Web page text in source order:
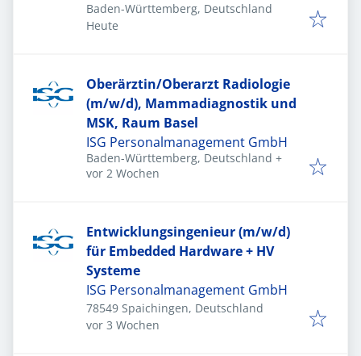
Baden-Württemberg, Deutschland
Veröffentlicht
Heute
Oberärztin/Oberarzt Radiologie
(m/w/d), Mammadiagnostik und
MSK, Raum Basel
ISG Personalmanagement GmbH
Baden-Württemberg, Deutschland +
Veröffentlicht:
vor 2 Wochen
Entwicklungsingenieur (m/w/d)
für Embedded Hardware + HV
Systeme
ISG Personalmanagement GmbH
78549 Spaichingen, Deutschland
Veröffentlicht:
vor 3 Wochen